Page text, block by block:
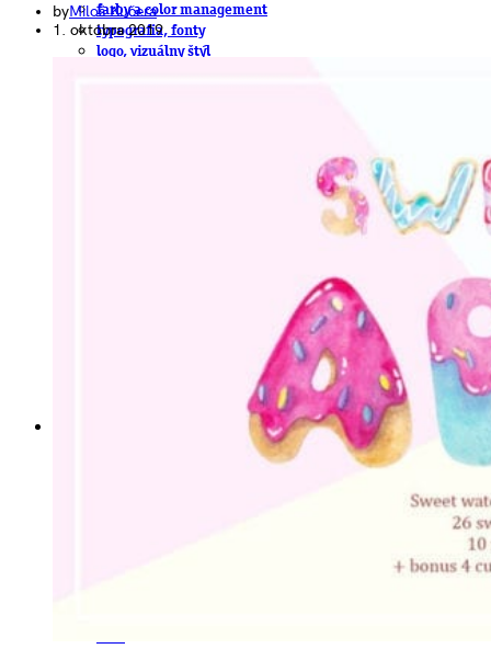
farby a color management
typografia, fonty
logo, vizuálny štýl
byMiloš Kučera
1. októbra 2019